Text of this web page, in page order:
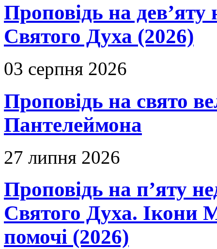
Проповідь на дев’яту
Святого Духа (2026)
03 серпня 2026
Проповідь на свято
Пантелеймона
27 липня 2026
Проповідь на п’яту
Святого Духа. Ікони
помочі (2026)